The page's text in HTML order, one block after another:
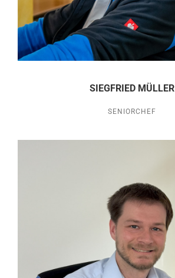
SIEGFRIED MÜLLER
SENIORCHEF